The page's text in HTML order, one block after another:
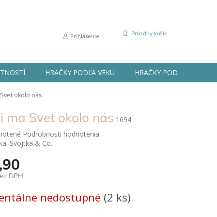
Prihlásenie
NÁKUPNÝ
Prázdny košík
HRAČKY PODĽA VEKU HRAČKY PODĽA
okolo nás
ma Svet okolo nás 1694
Podrobnosti hodnotenia
Svojtka & Co.
DPH
nedostupné (2 ks)